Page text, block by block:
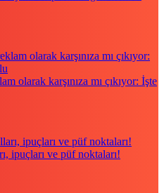
olarak karşınıza mı çıkıyor: İşte
ipuçları ve püf noktaları!